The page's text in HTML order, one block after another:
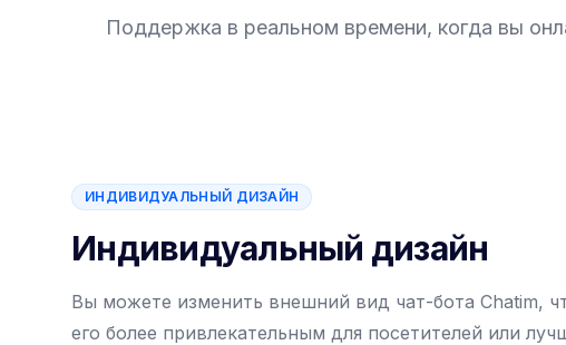
Поддержка в реальном времени, когда вы
ИНДИВИДУАЛЬНЫЙ ДИЗАЙН
Индивидуальный дизайн
Вы можете изменить внешний вид чат-бота Chatim,
его более привлекательным для посетителей или